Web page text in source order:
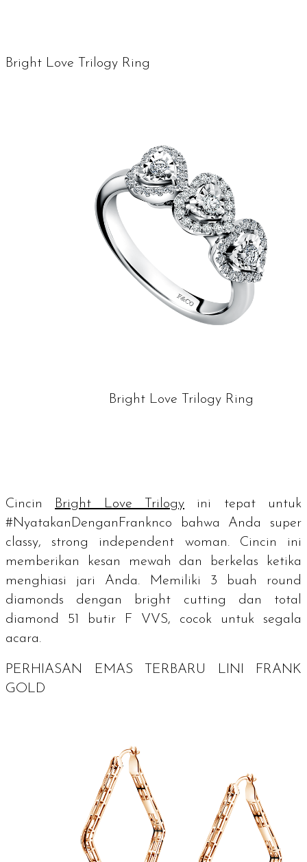
Bright Love Trilogy Ring
Bright Love Trilogy Ring
Cincin Bright Love Trilogy ini tepat untuk
#NyatakanDenganFranknco bahwa Anda super
classy, strong independent woman. Cincin ini
memberikan kesan mewah dan berkelas ketika
menghiasi jari Anda. Memiliki 3 buah round
diamonds dengan bright cutting dan total
diamond 51 butir F VVS, cocok untuk segala
acara.
PERHIASAN EMAS TERBARU LINI FRANK
GOLD